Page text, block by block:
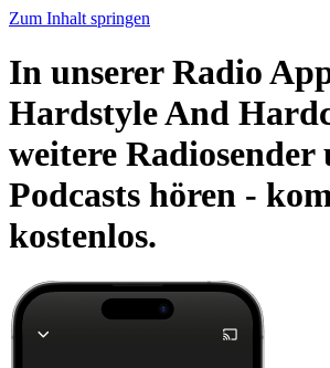
Zum Inhalt springen
In unserer Radio
Hardstyle And
weitere Radiosender
Podcasts hören -
kostenlos.